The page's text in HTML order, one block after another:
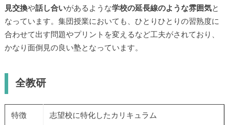
見交換や話し合いがあるような学校の延長線のような雰囲気と
なっています。集団授業においても、ひとりひとりの習熟度に
合わせて出す問題やプリントを変えるなど工夫がされており、
かなり面倒見の良い塾となっています。
全教研
特徴 志望校に特化したカリキュラム